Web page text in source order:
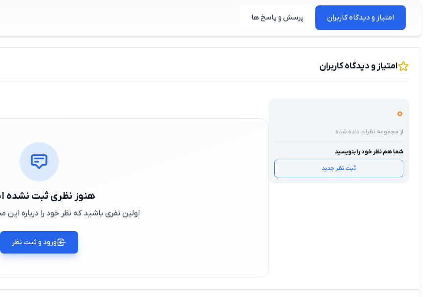
امتیاز و دیدگاه کاربران پرسش و پاسخ ها
امتیاز و دیدگاه کاربران
0
از مجموعه نظرات داده شده
شما هم نظر خود را بنویسید
ثبت نظر جدید
هنوز نظری ثبت نشده
اولین نفری باشید که نظر خود را درباره
ورود و ثبت نظر